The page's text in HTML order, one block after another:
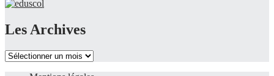
Les Archives
Les